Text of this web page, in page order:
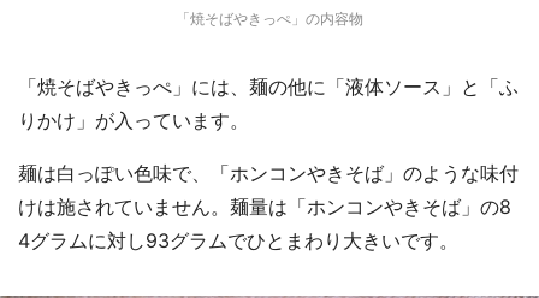
「焼そばやきっぺ」の内容物
「焼そばやきっぺ」には、麺の他に「液体ソース」と「ふ
りかけ」が入っています。
麺は白っぽい色味で、「ホンコンやきそば」のような味付
けは施されていません。麺量は「ホンコンやきそば」の8
4グラムに対し93グラムでひとまわり大きいです。